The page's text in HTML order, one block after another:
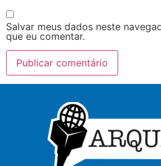
Salvar meus dados neste
que eu comentar.